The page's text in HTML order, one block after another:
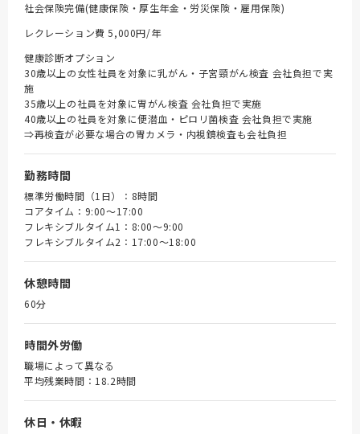
社会保険完備(健康保険・厚生年金・労災保険・雇用保険)
レクレーション費 5,000円/年
健康診断オプション
30歳以上の女性社員を対象に乳がん・子宮頸がん検査 会社負担で実
施
35歳以上の社員を対象に胃がん検査 会社負担で実施
40歳以上の社員を対象に便潜血・ピロリ菌検査 会社負担で実施
⇒再検査が必要な場合の胃カメラ・内視鏡検査も会社負担
勤務時間
標準労働時間（1日）：8時間
コアタイム：9:00～17:00
フレキシブルタイム1：8:00～9:00
フレキシブルタイム2：17:00～18:00
休憩時間
60分
時間外労働
職場によって異なる
平均残業時間：18.2時間
休日・休暇